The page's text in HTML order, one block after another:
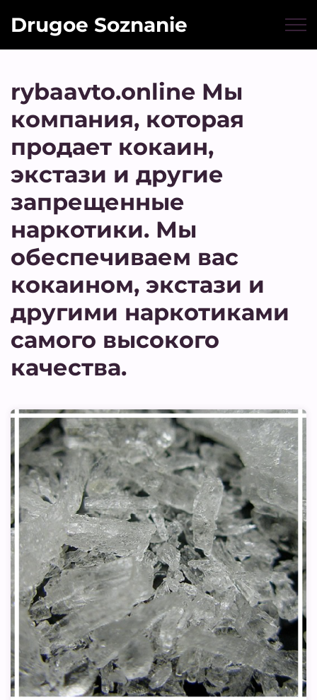
Drugoe Soznanie
rybaavto.online Мы
компания, которая
продает кокаин,
экстази и другие
запрещенные
наркотики. Мы
обеспечиваем вас
кокаином, экстази и
другими наркотиками
самого высокого
качества.